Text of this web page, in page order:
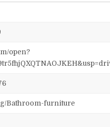
open?
Bathroom-furniture